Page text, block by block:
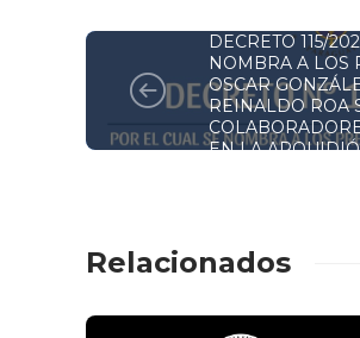
DECRETO 115/
NOMBRA A LOS
OSCAR
REINALDO ROA
EN LA
Relacionados